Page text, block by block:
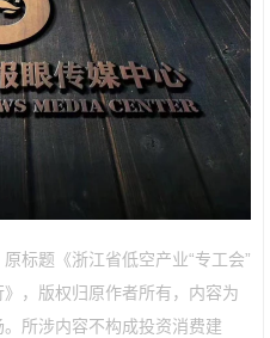
标题《浙江省低空产业“专工会”
，版权归原作者所有，内容为
所涉内容不构成投资消费建